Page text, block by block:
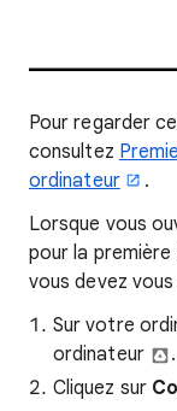
Pour regarder
consultez
ordinateur
.
Lorsque vous
pour la
vous devez
Sur votre
ordinateur
.
Cliquez sur